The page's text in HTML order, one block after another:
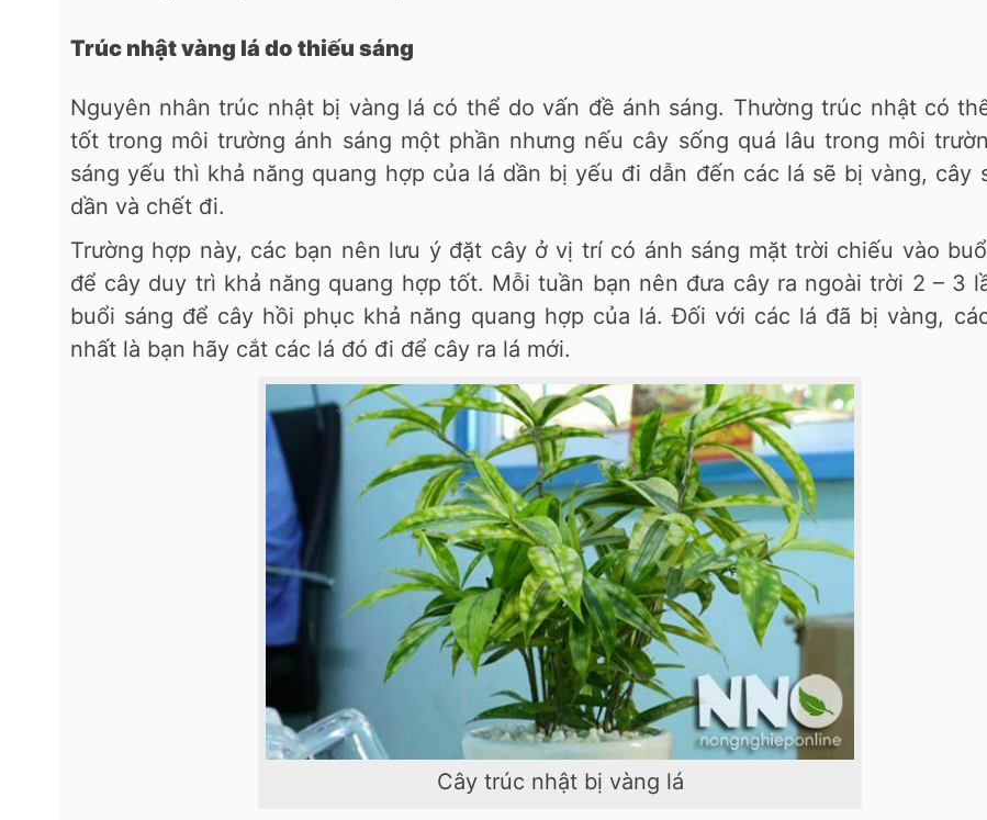
Trúc nhật vàng lá do thiếu sáng
Nguyên nhân trúc nhật bị vàng lá có thể do vấn đề ánh sáng. Thường trúc nhật có
tốt trong môi trường ánh sáng một phần nhưng nếu cây sống quá lâu trong môi
sáng yếu thì khả năng quang hợp của lá dần bị yếu đi dẫn đến các lá sẽ bị vàng, cây
dần và chết đi.
Trường hợp này, các bạn nên lưu ý đặt cây ở vị trí có ánh sáng mặt trời chiếu vào
để cây duy trì khả năng quang hợp tốt. Mỗi tuần bạn nên đưa cây ra ngoài trời 2 – 3
buổi sáng để cây hồi phục khả năng quang hợp của lá. Đối với các lá đã bị vàng,
nhất là bạn hãy cắt các lá đó đi để cây ra lá mới.
Cây trúc nhật bị vàng lá